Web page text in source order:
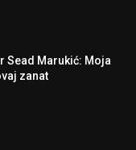
Sead Marukić: Moja
zanat